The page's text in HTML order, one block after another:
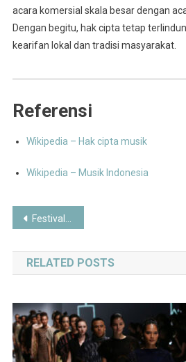
acara komersial skala besar dengan
Dengan begitu, hak cipta tetap
kearifan lokal dan tradisi masyarakat.
Referensi
Wikipedia – Hak cipta musik
Wikipedia – Musik Indonesia
Post
navigation
Festival Jia Curated Bali 2025: Perpaduan Seni, Desain, dan Pariwisata Kreatif
RELATED POSTS